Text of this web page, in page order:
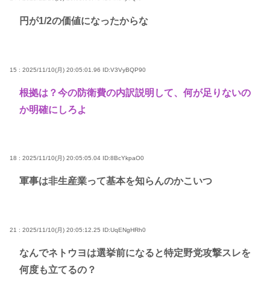
円が1/2の価値になったからな
15 : 2025/11/10(月) 20:05:01.96 ID:V3VyBQP90
根拠は？今の防衛費の内訳説明して、何が足りないの
か明確にしろよ
18 : 2025/11/10(月) 20:05:05.04 ID:8BcYkpaO0
軍事は非生産業って基本を知らんのかこいつ
21 : 2025/11/10(月) 20:05:12.25 ID:UqENgHRh0
なんでネトウヨは選挙前になると特定野党攻撃スレを
何度も立てるの？